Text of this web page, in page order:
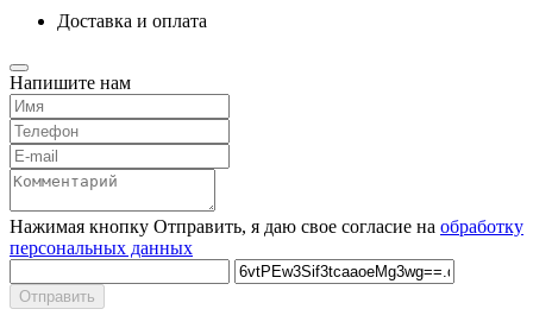
Доставка и оплата
Напишите нам
Нажимая кнопку Отправить, я даю свое согласие на обработку
персональных данных
Отправить